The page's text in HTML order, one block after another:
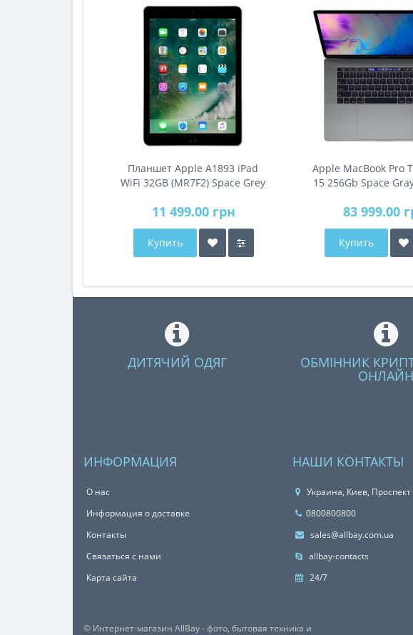
Планшет Apple A1893 iPad
WiFi 32GB (MR7F2) Space Grey
11 499.00 грн
Купить
Apple MacBook Pro
15 256Gb Space
83 999.00
Купить
ДИТЯЧИЙ ОДЯГ ОБМІННИК
ОНЛАЙН
ИНФОРМАЦИЯ
О нас
Информация о доставке
Контакты
Связаться с нами
Карта сайта
НАШИ КОНТАКТЫ
Украина, Киев,
0800800800
sales@allbay.com.ua
allbay-contacts
24/7
© Интернет-магазин AllBay - фото, бытовая техника и